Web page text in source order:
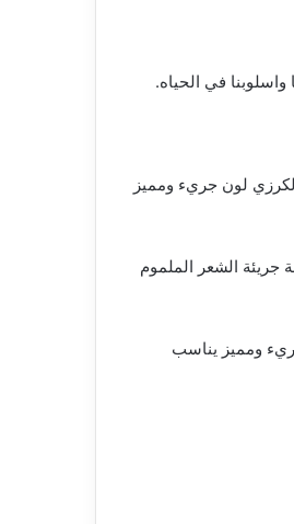
لون جريء ومميز
جريئة الشعر الملموم
ومميز يناسب